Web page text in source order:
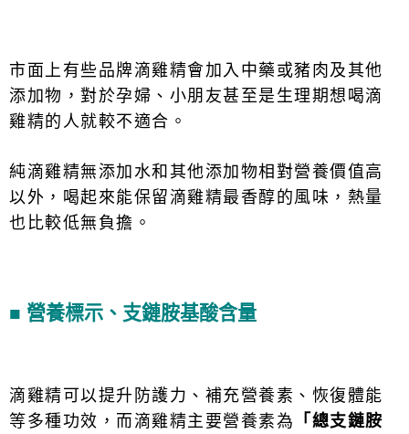
市面上有些品牌滴雞精會加入中藥或豬肉及其他
添加物，對於孕婦、小朋友甚至是生理期想喝滴
雞精的人就較不適合。
純滴雞精無添加水和其他添加物相對營養價值高
以外，喝起來能保留滴雞精最香醇的風味，熱量
也比較低無負擔。
■ 營養標示、支鏈胺基酸含量
滴雞精可以提升防護力、補充營養素、恢復體能
等多種功效，而滴雞精主要營養素為 「總支鏈胺